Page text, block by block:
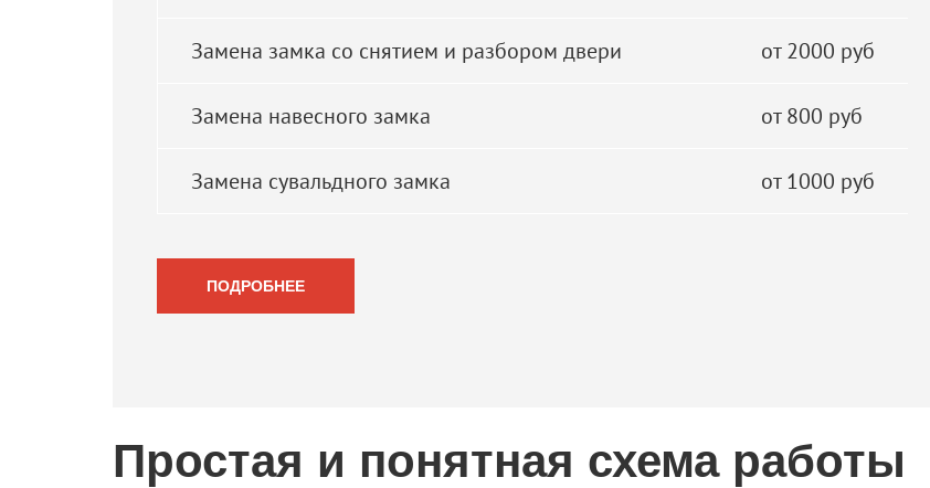
Простая и понятная схема работы
Замена замка со снятием и разбором двери от 2000 руб
Замена навесного замка от 800 руб
Замена сувальдного замка от 1000 руб
ПОДРОБНЕЕ